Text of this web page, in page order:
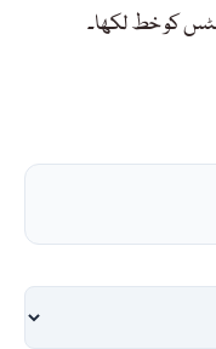
کو خط لکھا۔